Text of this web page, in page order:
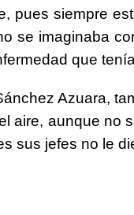
pues siempre
se imaginaba
que
Azuara,
aire, aunque no
sus jefes no le